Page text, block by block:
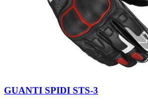
GUANTI SPIDI STS-3